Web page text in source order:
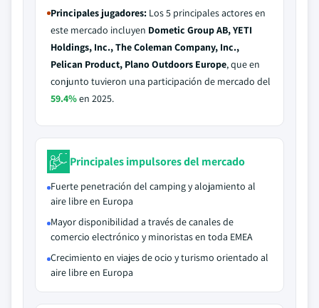
Principales jugadores: Los 5 principales actores en
este mercado incluyen Dometic Group AB, YETI
Holdings, Inc., The Coleman Company, Inc.,
Pelican Product, Plano Outdoors Europe, que en
conjunto tuvieron una participación de mercado del
59.4%en 2025.
Principales impulsores del mercado
Fuerte penetración del camping y alojamiento al
aire libre en Europa
Mayor disponibilidad a través de canales de
comercio electrónico y minoristas en toda EMEA
Crecimiento en viajes de ocio y turismo orientado al
aire libre en Europa